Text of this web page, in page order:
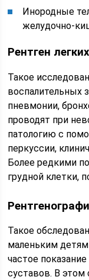
Инородные
желудочно-
Рентген легких
Такое
воспалительных
пневмонии,
проводят при
патологию с
перкуссии,
Более редкими
грудной клетки,
Такое
маленьким
частое
суставов. В этом